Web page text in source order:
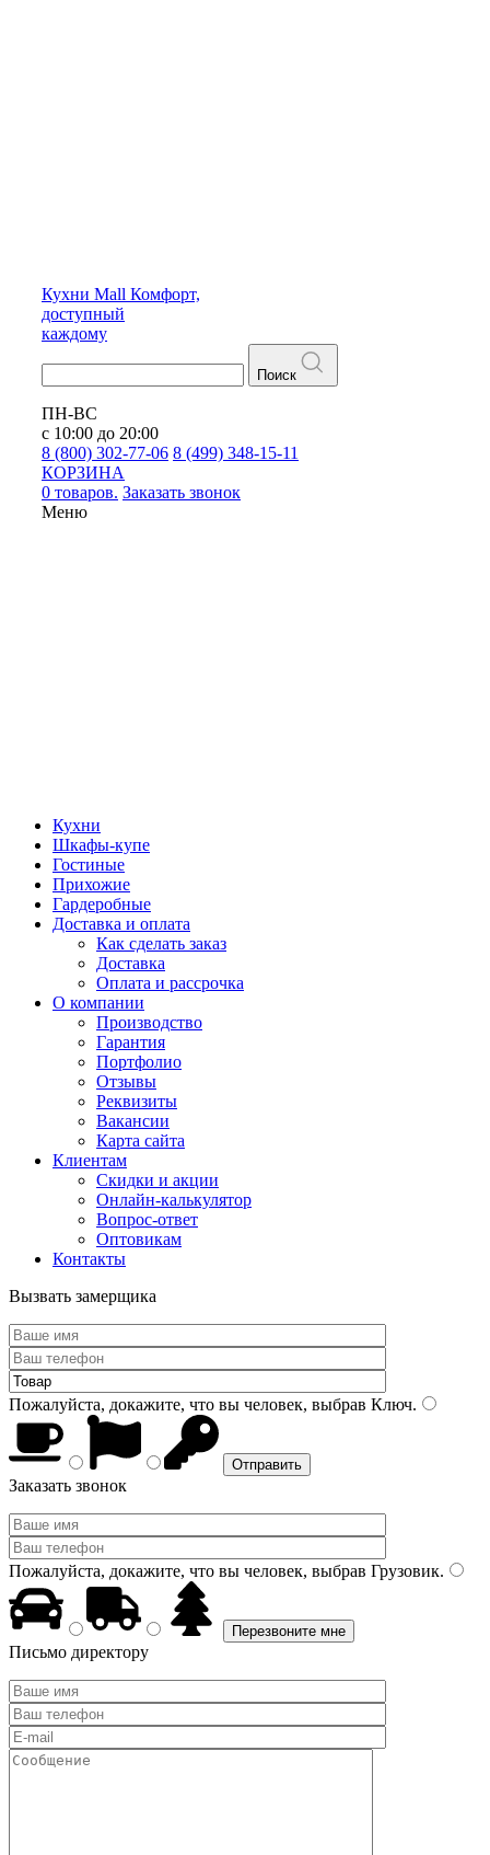
Кухни Mall Комфорт,
доступный
каждому
Поиск
ПН-ВС
с 10:00 до 20:00
8 (800) 302-77-06 8 (499) 348-15-11
КОРЗИНА
0 товаров. Заказать звонок
Меню
Кухни
Шкафы-купе
Гостиные
Прихожие
Гардеробные
Доставка и оплата
Как сделать заказ
Доставка
Оплата и рассрочка
О компании
Производство
Гарантия
Портфолио
Отзывы
Реквизиты
Вакансии
Карта сайта
Клиентам
Скидки и акции
Онлайн-калькулятор
Вопрос-ответ
Оптовикам
Контакты
Вызвать замерщика
Пожалуйста, докажите, что вы человек, выбрав Ключ.
Заказать звонок
Пожалуйста, докажите, что вы человек, выбрав Грузовик.
Письмо директору